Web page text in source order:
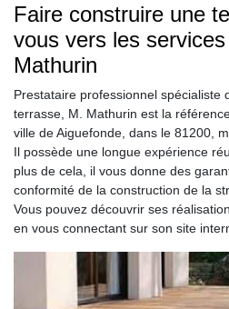
Faire construire une
vous vers les
Mathurin
Prestataire professionnel spécialiste
terrasse, M. Mathurin est la
ville de Aiguefonde, dans le 81200,
Il possède une longue expérience
plus de cela, il vous donne des
conformité de la construction de la
Vous pouvez découvrir ses
en vous connectant sur son site